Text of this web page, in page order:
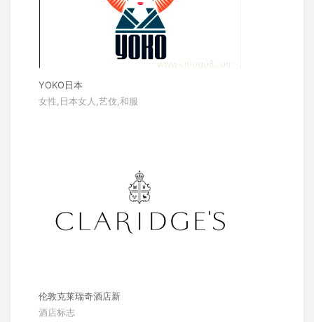
YOKO日本
女性,日本女人,艺伎,和服
伦敦克莱瑞奇酒店新
酒店标志